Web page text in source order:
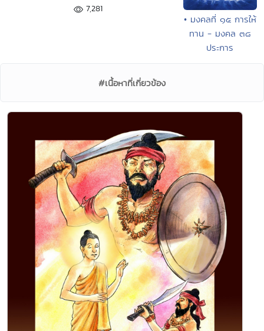
7,281
• มงคลที่ ๑๕ การให้
ทาน - มงคล ๓๘
ประการ
#เนื้อหาที่เกี่ยวข้อง